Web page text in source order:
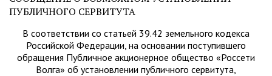
ПУБЛИЧНОГО СЕРВИТУТА
В соответствии со статьей 39.42 земельного кодекса
Российской Федерации, на основании поступившего
обращения Публичное акционерное общество «Россети
Волга» об установлении публичного сервитута,